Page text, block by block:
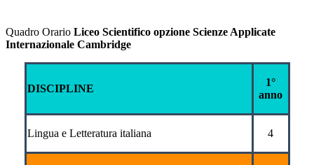
Quadro Orario Liceo Scientifico opzione Scienze Applicate
Internazionale Cambridge
DISCIPLINE
1°
anno
Lingua e Letteratura italiana 4